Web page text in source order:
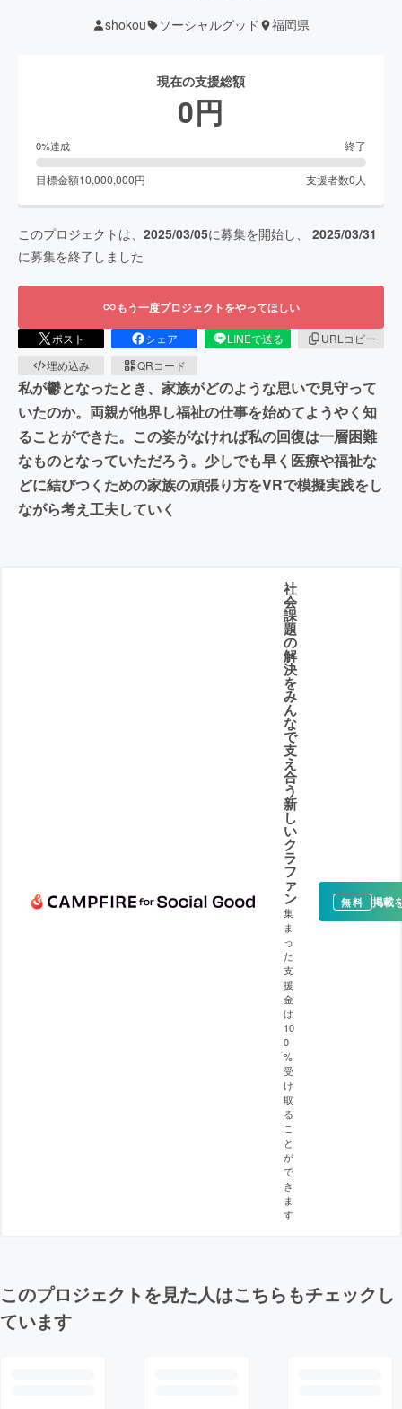
shokou ソーシャルグッド 福岡県
現在の支援総額
0円
0%達成 終了
目標金額10,000,000円 支援者数0 人
このプロジェクトは、 2025/03/05に募集を開始し、 2025/03/31
に募集を終了しました
もう一度プロジェクトをやってほしい
ポスト シェア LINEで送る
URLコピー
埋め込み
QRコード
私が鬱となったとき、家族がどのような思いで見守って
いたのか。両親が他界し福祉の仕事を始めてようやく知
ることができた。この姿がなければ私の回復は一層困難
なものとなっていただろう。少しでも早く医療や福祉な
どに結びつくための家族の頑張り方をVRで模擬実践をし
ながら考え工夫していく
社
会
課
題
の
解
決
を
み
ん
な
で
支
え
合
う
新
し
い
ク
ラ
フ
ァ
ン
集
ま
っ
た
支
援
金
は
10
0
%
受
け
取
る
こ
と
が
で
き
ま
す
無料 掲載
このプロジェクトを見た人はこちらもチェックし
ています